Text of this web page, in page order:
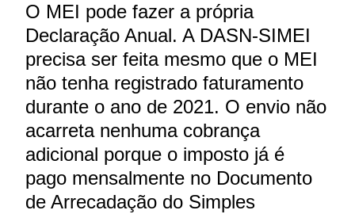
O MEI pode fazer a própria
Declaração Anual. A DASN-SIMEI
precisa ser feita mesmo que o MEI
não tenha registrado faturamento
durante o ano de 2021. O envio não
acarreta nenhuma cobrança
adicional porque o imposto já é
pago mensalmente no Documento
de Arrecadação do Simples